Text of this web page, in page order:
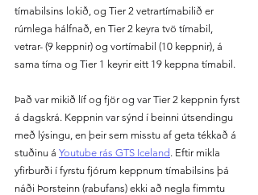
tímabilsins lokið, og Tier 2 vetrartímabilið er
rúmlega hálfnað, en Tier 2 keyra tvö tímabil,
vetrar- (9 keppnir) og vortímabil (10 keppnir), á
sama tíma og Tier 1 keyrir eitt 19 keppna tímabil.
Það var mikið líf og fjör og var Tier 2 keppnin fyrst
á dagskrá. Keppnin var sýnd í beinni útsendingu
með lýsingu, en þeir sem misstu af geta tékkað á
stuðinu á Youtube rás GTS Iceland. Eftir mikla
yfirburði í fyrstu fjórum keppnum tímabilsins þá
náði Þorsteinn (rabufans) ekki að negla fimmtu